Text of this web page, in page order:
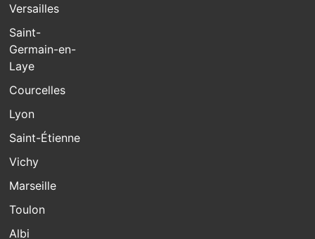
Versailles
Saint-
Germain-en-
Laye
Courcelles
Lyon
Saint-Étienne
Vichy
Marseille
Toulon
Albi